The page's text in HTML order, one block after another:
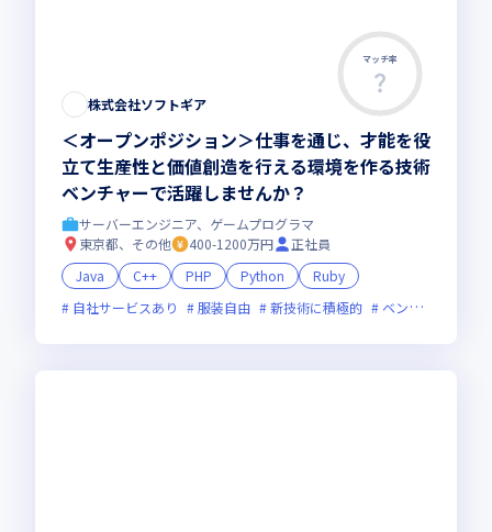
マッチ率
株式会社ソフトギア
＜オープンポジション＞仕事を通じ、才能を役
立て生産性と価値創造を行える環境を作る技術
ベンチャーで活躍しませんか？
サーバーエンジニア、ゲームプログラマ
東京都、その他
400-1200万円
正社員
Java
C++ PHP Python
Ruby
自社サービスあり
服装自由 新技術に積極的 ベンチャー企業